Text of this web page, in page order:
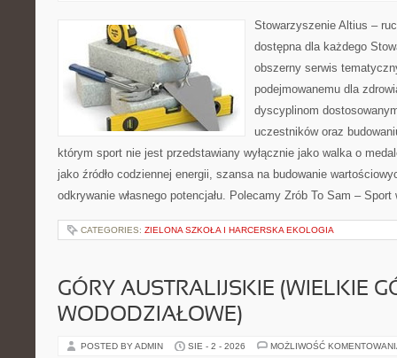
Stowarzyszenie Altius –
dostępna dla każdego
obszerny serwis
podejmowanemu dla
dyscyplinom
uczestników oraz
którym sport nie jest przedstawiany wyłącznie jako walka o
jako źródło codziennej energii, szansa na budowanie
odkrywanie własnego potencjału. Polecamy Zrób To Sam –
CATEGORIES: ZIELONA SZKOŁA I HARCERSKA EKOLOGIA
GÓRY AUSTRALIJSKIE (WIELKIE
WODODZIAŁOWE)
POSTED BY ADMIN SIE - 2 - 2026 MOŻLIWOŚĆ